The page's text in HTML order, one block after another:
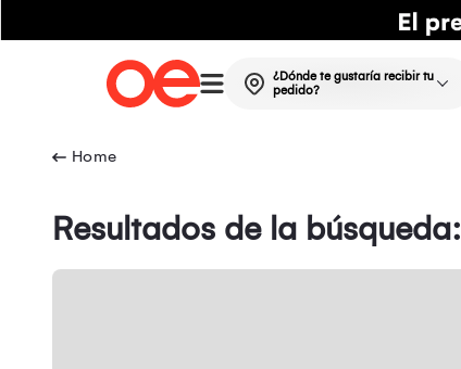
¿Dónde te gustaría recibir tu
pedido?
Resultados de la búsqueda: